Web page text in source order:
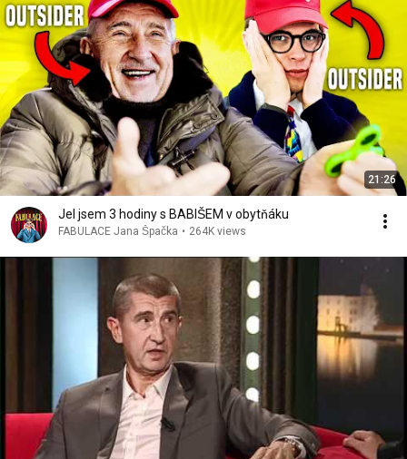
21:26
Jel jsem 3 hodiny s BABIŠEM v obytňáku
FABULACE Jana Špačka • 264K views